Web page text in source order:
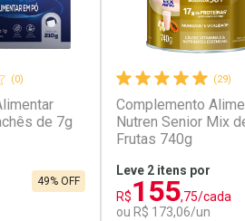
(0)
de 7g
49% OFF
(29)
Complemento
Nutren Senior Mix
Frutas 740g
Leve 2 itens por
R$155,75/cada
ou R$ 173,06/un